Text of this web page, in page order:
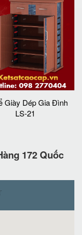
Giày Dép Gia Đình
LS-21
172 Quốc